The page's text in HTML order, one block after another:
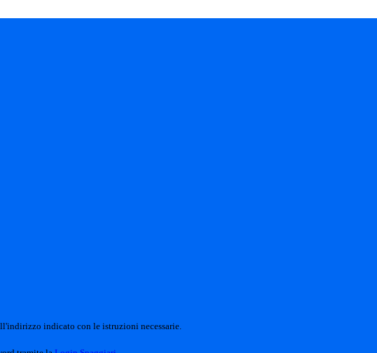
indicato con le istruzioni necessarie.